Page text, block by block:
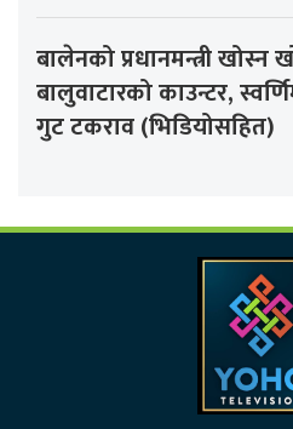
बालेनको प्रधानमन्त्री खोस्न
बालुवाटारको काउन्टर,
गुट टकराव (भिडियोसहित)